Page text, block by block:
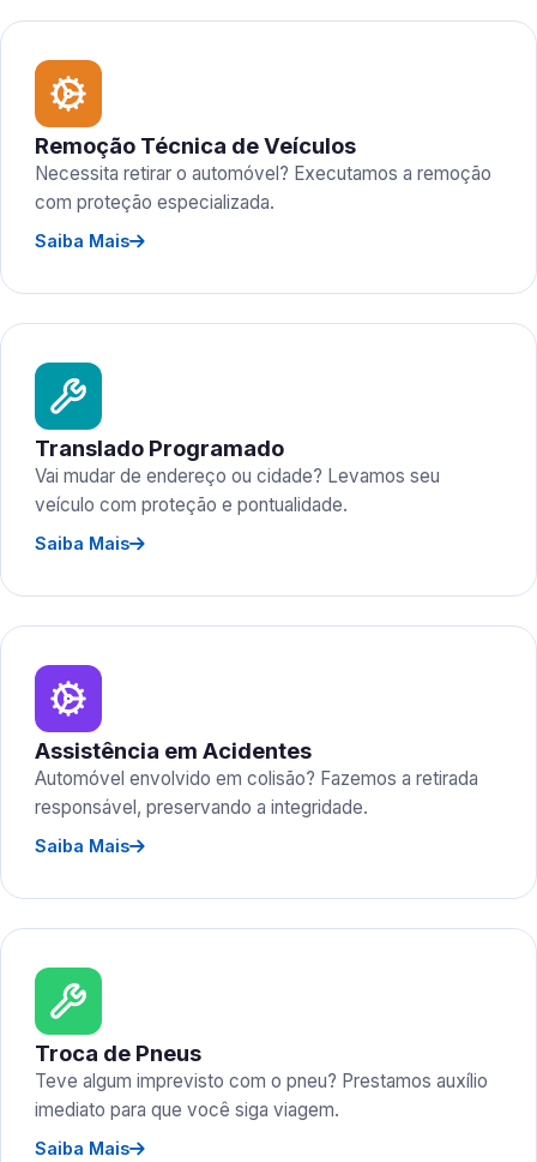
Remoção Técnica de Veículos
Necessita retirar o automóvel? Executamos a remoção
com proteção especializada.
Saiba Mais
Translado Programado
Vai mudar de endereço ou cidade? Levamos seu
veículo com proteção e pontualidade.
Saiba Mais
Assistência em Acidentes
Automóvel envolvido em colisão? Fazemos a retirada
responsável, preservando a integridade.
Saiba Mais
Troca de Pneus
Teve algum imprevisto com o pneu? Prestamos auxílio
imediato para que você siga viagem.
Saiba Mais